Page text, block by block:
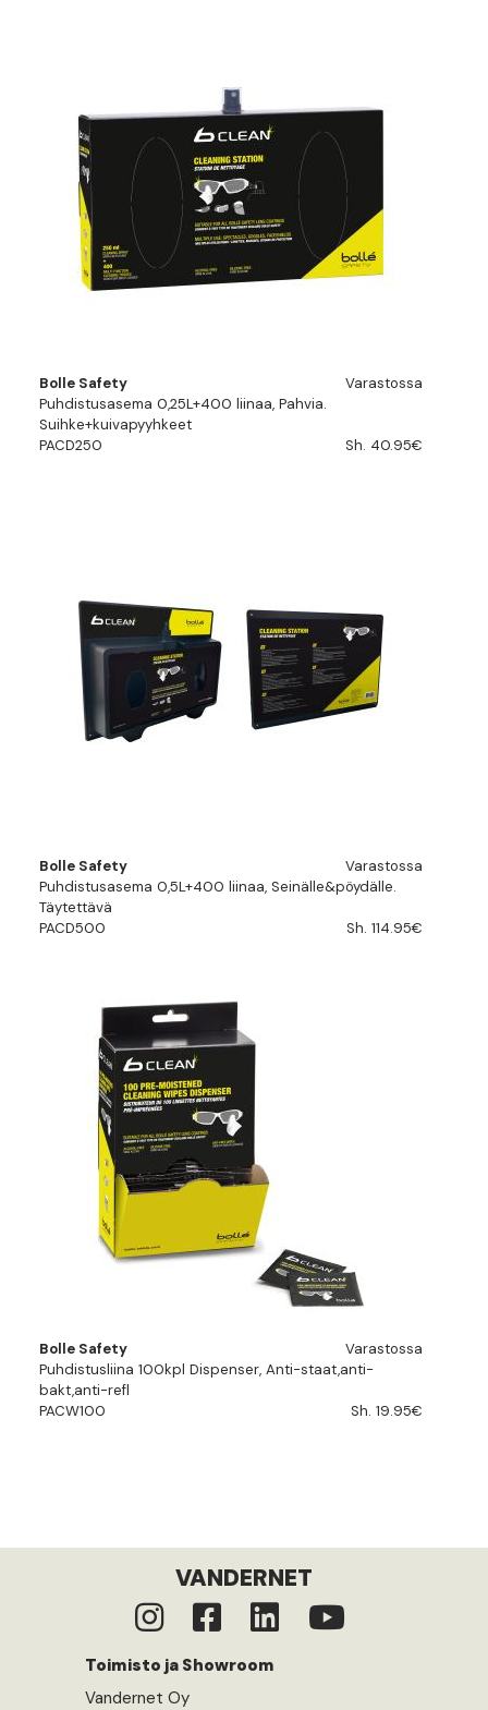
Bolle Safety
Varastossa
Puhdistusasema 0,25L+400 liinaa, Pahvia.
Suihke+kuivapyyhkeet
PACD250
Sh. 40.95€
Bolle Safety
Varastossa
Puhdistusasema 0,5L+400 liinaa, Seinälle&pöydälle.
Täytettävä
PACD500
Sh. 114.95€
Bolle Safety
Varastossa
Puhdistusliina 100kpl Dispenser, Anti-staat,anti-
bakt,anti-refl
PACW100
Sh. 19.95€
VANDERNET
Toimisto ja Showroom
Vandernet Oy